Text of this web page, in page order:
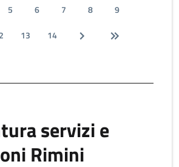
5 6 7 8
9
13 14
servizi e
Rimini